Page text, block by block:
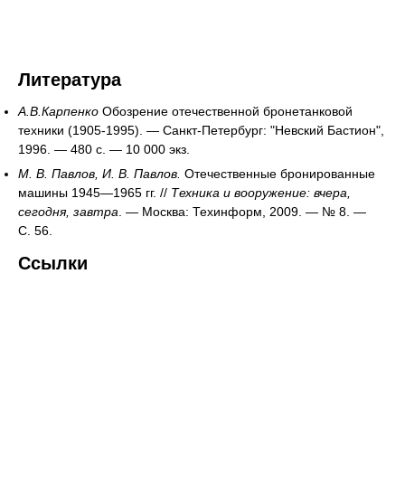
Литература
А.В.Карпенко Обозрение отечественной бронетанковой
техники (1905-1995). — Санкт-Петербург: "Невский Бастион",
1996. — 480 с. — 10 000 экз.
М. В. Павлов, И. В. Павлов. Отечественные бронированные
машины 1945—1965 гг. // Техника и вооружение: вчера,
сегодня, завтра. — Москва: Техинформ, 2009. — № 8. —
С. 56.
Ссылки